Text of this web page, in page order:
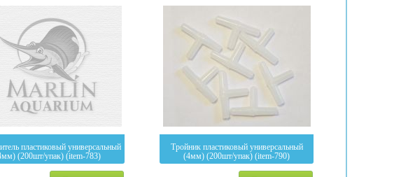
пластиковый универсальный
(200шт/упак) (item-783)
Тройник пластиковый универсальный
(4мм) (200шт/упак) (item-790)